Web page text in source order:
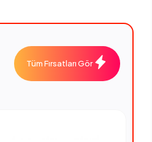
Tüm Fırsatları Gör